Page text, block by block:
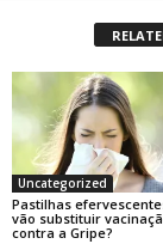
Uncategorized
Pastilhas
vão substituir
contra a Gripe?